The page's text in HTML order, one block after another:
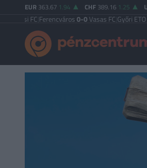
EUR 363.67 1.94 CHF 389.16 1.25
Ferencváros0-0Vasas FC|Győri ETO FC4-0